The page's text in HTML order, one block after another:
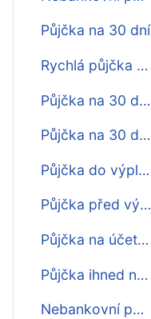
Půjčka na 30 dní
Rychlá půjčka na 30 dní
Půjčka na 30 dní online
Půjčka na 30 dní na účtě
Půjčka do výplaty na 30 dní
Půjčka před výplatou na 30 dní
Půjčka na účet na 30 dní
Půjčka ihned na 30 dní
Nebankovní půjčka na 30 dní